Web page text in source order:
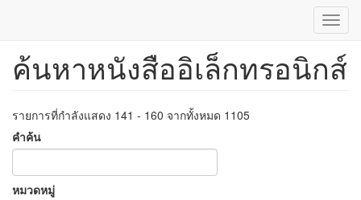
ข้าม
หลัก
ค้นหาหนังสืออิเล็กทรอนิกส์
รายการที่กำลังแสดง 141 - 160 จากทั้งหมด 1105
คำค้น
หมวดหมู่